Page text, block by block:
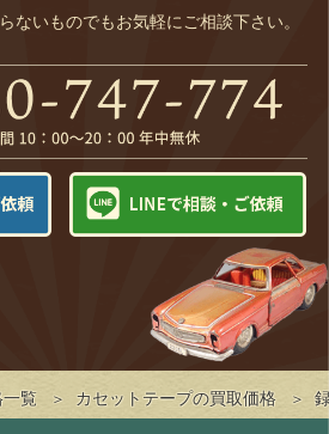
一覧 カセットテープの買取価格
ないものでもお気軽にご相談下さい。